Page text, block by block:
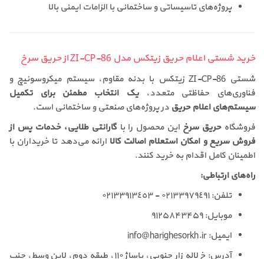
پروژه‌های تاسیساتی و ساختمانی با الزامات ایمنی بالا
خرید شستی اعلام حریق زیتکس مدل ZI-CP-86 از حریق سرخ
شستی ZI-CP-86 زیتکس با بدنه مقاوم، سیستم میکروسوئیچ و
فناوری‌های حفاظتی متعدد،یک انتخاب مطمئن برای تکمیل
سیستم‌های اعلام حریق در پروژه‌های صنعتی و ساختمانی است.
فروشگاهحریق سرخ این محصول را باگارانتی طلایی، خدمات پس از
فروش سریع و امکان استعلام اصالت کالا ارائه می‌دهد تا خریداران با
اطمینان کامل اقدام به خرید کنند.
راه‌های ارتباطی:
تلفن: ٠٢١٣٣٩٧٩٤٩١ - ٠٢١٣٣٩١٣٤٥٣
موبایل: ۹۱۲۵۸۴۳۴۵۹
ایمیل:info@harighesorkh.ir
آدرس: خ لاله زار جنوبی، پاساژ ١١٠، طبقه دوم، لاین وسط، جنب